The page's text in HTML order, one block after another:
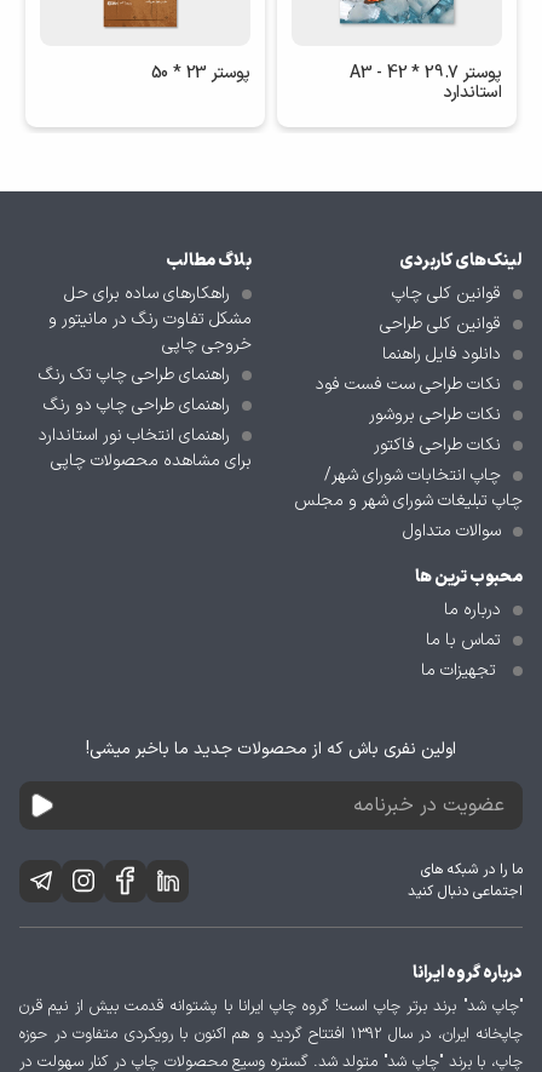
پوستر 29.7 * 42 - A3
استاندارد
پوستر 23 * 50
لینک‌های کاربردی
قوانین کلی چاپ
قوانین کلی طراحی
دانلود فایل راهنما
نکات طراحی ست فست فود
نکات طراحی بروشور
نکات طراحی فاکتور
چاپ انتخابات شورای شهر/
چاپ تبلیغات شورای شهر و مجلس
سوالات متداول
بلاگ مطالب
راهکارهای ساده برای حل
مشکل تفاوت رنگ در مانیتور و
خروجی چاپی
راهنمای طراحی چاپ تک رنگ
راهنمای طراحی چاپ دو رنگ
راهنمای انتخاب نور استاندارد
برای مشاهده محصولات چاپی
محبوب ترین ها
درباره ما
تماس با ما
تجهیزات ما
اولین نفری باش که از محصولات جدید ما باخبر میشی!
ما را در شبکه های
اجتماعی دنبال کنید
درباره گروه ایرانا
"چاپ شد" برند برتر چاپ است! گروه چاپ ایرانا با پشتوانه قدمت بیش از نیم قرن
چاپخانه ایران، در سال 1392 افتتاح گردید و هم اکنون با رویکردی متفاوت در حوزه
چاپ، با برند "چاپ شد" متولد شد. گستره وسیع محصولات چاپ در کنار سهولت در